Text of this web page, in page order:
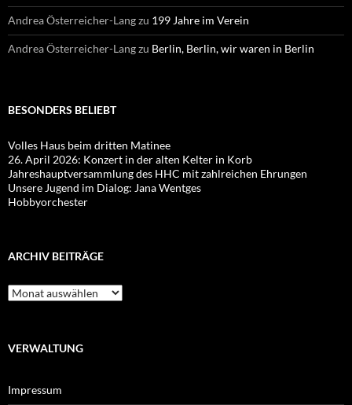
Andrea Österreicher-Langzu 199 Jahre im Verein
Andrea Österreicher-Langzu Berlin, Berlin, wir waren in Berlin
BESONDERS BELIEBT
Volles Haus beim dritten Matinee
26. April 2026: Konzert in der alten Kelter in Korb
Jahreshauptversammlung des HHC mit zahlreichen Ehrungen
Unsere Jugend im Dialog: Jana Wentges
Hobbyorchester
ARCHIV BEITRÄGE
Archiv
Beiträge
VERWALTUNG
Impressum